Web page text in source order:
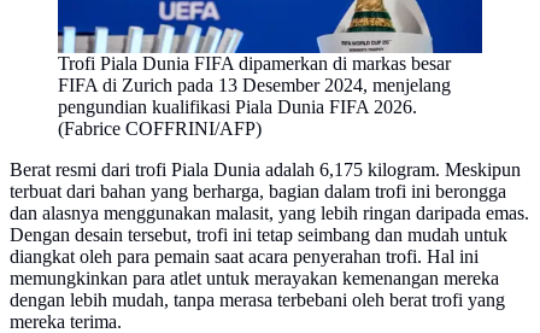
Trofi Piala Dunia FIFA dipamerkan di markas besar
FIFA di Zurich pada 13 Desember 2024, menjelang
pengundian kualifikasi Piala Dunia FIFA 2026.
(Fabrice COFFRINI/AFP)
Berat resmi dari trofi Piala Dunia adalah 6,175 kilogram. Meskipun
terbuat dari bahan yang berharga, bagian dalam trofi ini berongga
dan alasnya menggunakan malasit, yang lebih ringan daripada emas.
Dengan desain tersebut, trofi ini tetap seimbang dan mudah untuk
diangkat oleh para pemain saat acara penyerahan trofi. Hal ini
memungkinkan para atlet untuk merayakan kemenangan mereka
dengan lebih mudah, tanpa merasa terbebani oleh berat trofi yang
mereka terima.